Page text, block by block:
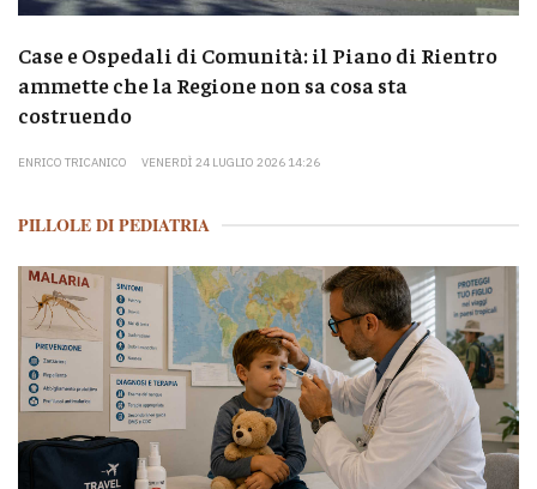
Case e Ospedali di Comunità: il Piano di Rientro
ammette che la Regione non sa cosa sta
costruendo
ENRICO TRICANICO VENERDÌ 24 LUGLIO 2026 14:26
PILLOLE DI PEDIATRIA